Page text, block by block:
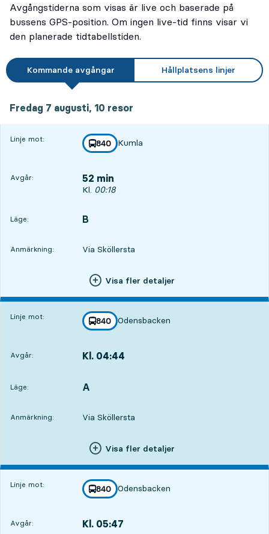
Avgångstiderna som visas är live och baserade på
bussens GPS-position. Om ingen live-tid finns visar vi
den planerade tidtabellstiden.
Kommande avgångar Hållplatsens linjer
Fredag 7 augusti, 10 resor
Linje mot: linje
840
mot
Kumla
,
Avgår: 52 min
Avgår, Kl. 00:18, om 52 min
Kl. 00:18
Läge:
LÄGE, B
,
Anmärkning: Via Sköllersta
Visa fler detaljer
Linje mot: linje
840
mot
Odensbacken
,
Avgår: Kl. 04:44
Läge:
LÄGE, A
,
Anmärkning: Via Sköllersta
Visa fler detaljer
Linje mot: linje
840
mot
Odensbacken
,
Avgår: Kl. 05:47